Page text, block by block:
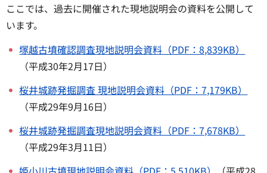
ここでは、過去に開催された現地説明会の資料を公開して
います。
塚越古墳確認調査現地説明会資料（PDF：8,839KB）
（平成30年2月17日）
桜井城跡発掘調査 現地説明会資料（PDF：7,179KB）
（平成29年9月16日）
桜井城跡発掘調査現地説明会資料（PDF：7,678KB）
（平成29年3月11日）